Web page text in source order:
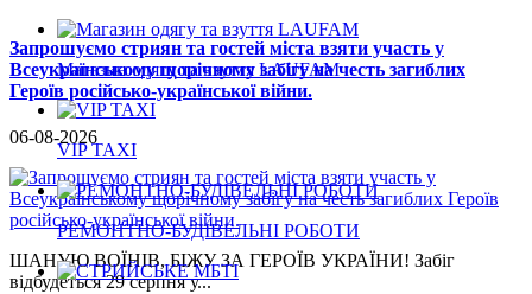
Запрошуємо стриян та гостей міста взяти участь у
Всеукраїнському щорічному забігу на честь загиблих
Героїв російсько-української війни.
06-08-2026
ШАНУЮ ВОЇНІВ, БІЖУ ЗА ГЕРОЇВ УКРАЇНИ! Забіг
відбудеться 29 серпня у...
Магазин одягу та взуття LAUFAM
VIP TAXI
РЕМОНТНО-БУДІВЕЛЬНІ РОБОТИ